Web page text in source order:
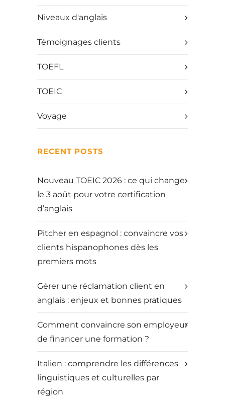
Niveaux d'anglais
Témoignages clients
TOEFL
TOEIC
Voyage
RECENT POSTS
Nouveau TOEIC 2026 : ce qui change
le 3 août pour votre certification
d’anglais
Pitcher en espagnol : convaincre vos
clients hispanophones dès les
premiers mots
Gérer une réclamation client en
anglais : enjeux et bonnes pratiques
Comment convaincre son employeur
de financer une formation ?
Italien : comprendre les différences
linguistiques et culturelles par
région